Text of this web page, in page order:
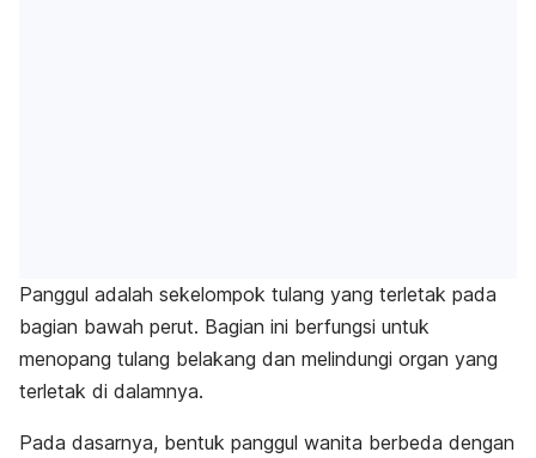
Panggul adalah sekelompok tulang yang terletak pada
bagian bawah perut. Bagian ini berfungsi untuk
menopang tulang belakang dan melindungi organ yang
terletak di dalamnya.
Pada dasarnya, bentuk panggul wanita berbeda dengan